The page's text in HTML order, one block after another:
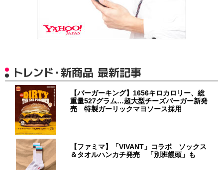
トレンド・新商品 最新記事
【バーガーキング】1656キロカロリー、総
重量527グラム…超大型チーズバーガー新発
売 特製ガーリックマヨソース採用
【ファミマ】「VIVANT」コラボ ソックス
＆タオルハンカチ発売 「別班饅頭」も